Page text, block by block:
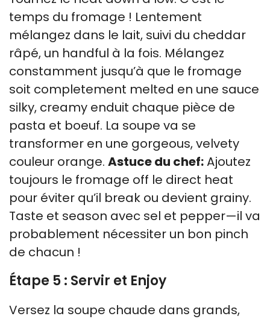
temps du fromage ! Lentement
mélangez dans le lait, suivi du cheddar
râpé, un handful à la fois. Mélangez
constamment jusqu’à que le fromage
soit completement melted en une sauce
silky, creamy enduit chaque pièce de
pasta et boeuf. La soupe va se
transformer en une gorgeous, velvety
couleur orange. Astuce du chef:Ajoutez
toujours le fromage off le direct heat
pour éviter qu’il break ou devient grainy.
Taste et season avec sel et pepper—il va
probablement nécessiter un bon pinch
de chacun !
Étape 5 : Servir et Enjoy
Versez la soupe chaude dans grands,